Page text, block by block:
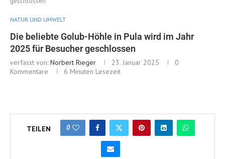
NATUR UND UMWELT
Die beliebte Golub-Höhle in Pula wird im Jahr
2025 für Besucher geschlossen
verfasst von: Norbert Rieger 23. Januar 2025
0
Kommentare
6 Minuten Lesezeit
TEILEN 0